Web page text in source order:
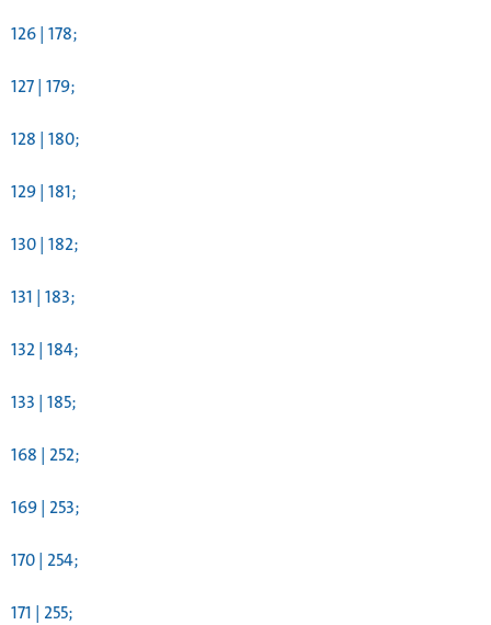
126 | 178;
127 | 179;
128 | 180;
129 | 181;
130 | 182;
131 | 183;
132 | 184;
133 | 185;
168 | 252;
169 | 253;
170 | 254;
171 | 255;